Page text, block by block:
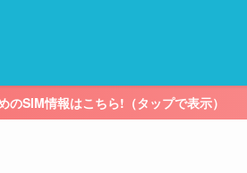
のSIM情報はこちら!（タップで表示）